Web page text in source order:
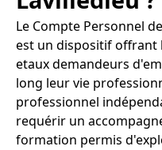
Le Compte Personnel
est un dispositif offrant
etaux demandeurs
long leur vie
professionnel
requérir un
formation permis